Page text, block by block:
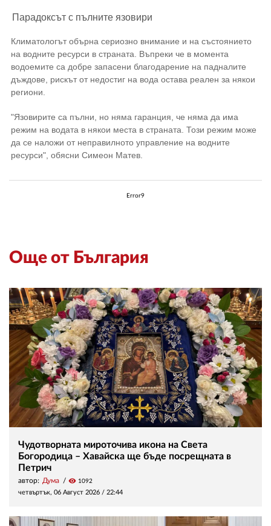
Парадоксът с пълните язовири
Климатологът обърна сериозно внимание и на състоянието
на водните ресурси в страната. Въпреки че в момента
водоемите са добре запасени благодарение на падналите
дъждове, рискът от недостиг на вода остава реален за някои
региони.
"Язовирите са пълни, но няма гаранция, че няма да има
режим на водата в някои места в страната. Този режим може
да се наложи от неправилното управление на водните
ресурси", обясни Симеон Матев.
Error9
Още от България
Чудотворната мироточива икона на Света
Богородица – Хавайска ще бъде посрещната в
Петрич
автор: Дума visibility 1092
четвъртък, 06 Август 2026 / 22:44